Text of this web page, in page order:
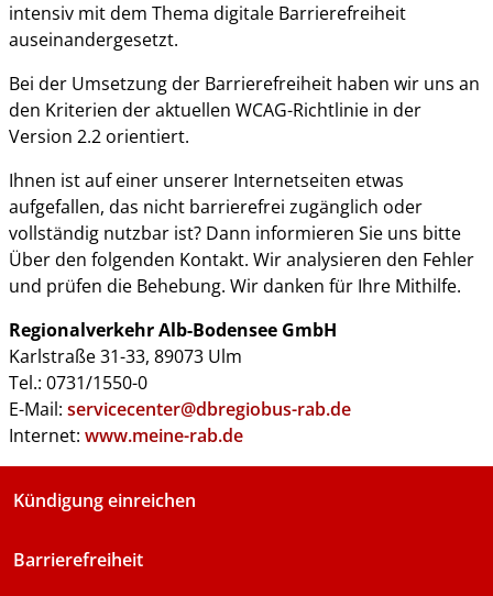
intensiv mit dem Thema digitale Barrierefreiheit
auseinandergesetzt.
Bei der Umsetzung der Barrierefreiheit haben wir uns an
den Kriterien der aktuellen WCAG-Richtlinie in der
Version 2.2 orientiert.
Ihnen ist auf einer unserer Internetseiten etwas
aufgefallen, das nicht barrierefrei zugänglich oder
vollständig nutzbar ist? Dann informieren Sie uns bitte
Über den folgenden Kontakt. Wir analysieren den Fehler
und prüfen die Behebung. Wir danken für Ihre Mithilfe.
Regionalverkehr Alb-Bodensee GmbH
Karlstraße 31-33, 89073 Ulm
Tel.: 0731/1550-0
E-Mail: servicecenter@dbregiobus-rab.de
Internet: www.meine-rab.de
Kündigung einreichen
Barrierefreiheit